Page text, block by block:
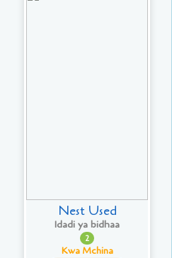
Nest Used
Idadi ya bidhaa
2
Kwa Mchina